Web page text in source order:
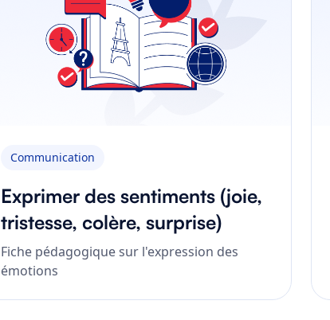
Communication
Exprimer des sentiments (joie,
tristesse, colère, surprise)
Fiche pédagogique sur l'expression des
émotions